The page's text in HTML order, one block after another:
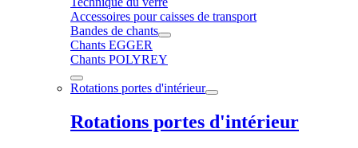
Accessoires pour caisses de transport
Bandes de chants
Chants EGGER
Chants POLYREY
Rotations portes d'intérieur
Rotations portes d'intérieur